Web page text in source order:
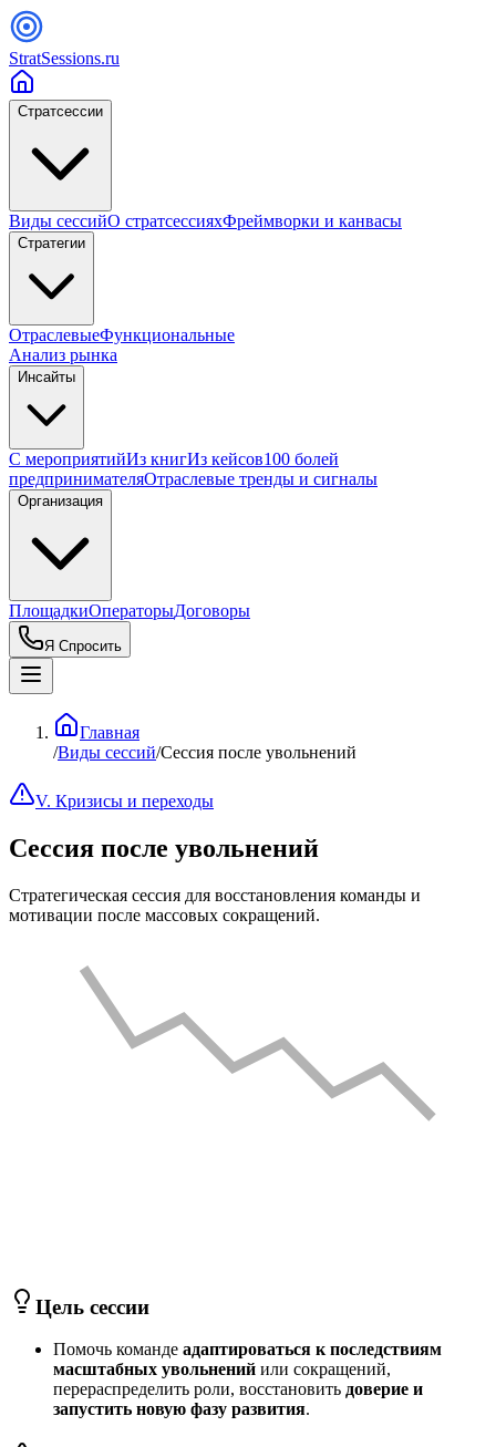
StratSessions.ru
Стратсессии
Виды сессийО стратсессияхФреймворки и канвасы
Стратегии
ОтраслевыеФункциональные
Анализ рынка
Инсайты
С мероприятийИз книгИз кейсов100 болей
предпринимателяОтраслевые тренды и сигналы
Организация
ПлощадкиОператорыДоговоры
Я Спросить
Главная
/Виды сессий/Сессия после увольнений
V. Кризисы и переходы
Сессия после увольнений
Стратегическая сессия для восстановления команды и
мотивации после массовых сокращений.
Цель сессии
Помочь команде адаптироваться к последствиям
масштабных увольнений или сокращений,
перераспределить роли, восстановить доверие и
запустить новую фазу развития.